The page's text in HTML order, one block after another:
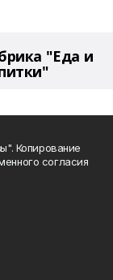
"Еда и
Копирование
согласия